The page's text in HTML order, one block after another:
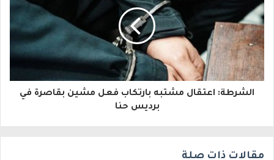
ك
ت
ر
و
الشرطة: اعتقال مشتبه بارتكاب فعل مشين بقاصرة في
برديس حنا
مقالات ذات صلة